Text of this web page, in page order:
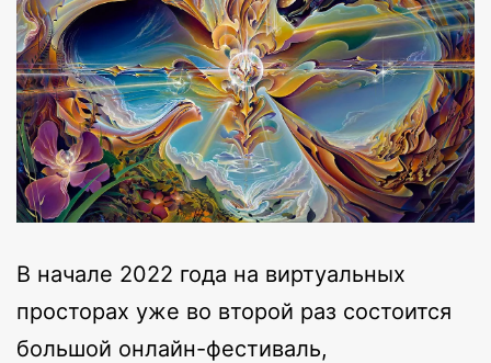
В начале 2022 года на виртуальных
просторах уже во второй раз состоится
большой онлайн-фестиваль,